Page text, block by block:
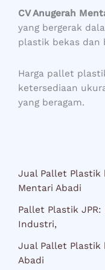
CV Anugerah
yang bergerak
plastik bekas dan
Harga pallet
ketersediaan
yang beragam.
Jual Pallet Plastik
Mentari Abadi
Pallet Plastik
Industri,
Jual Pallet Plastik
Abadi